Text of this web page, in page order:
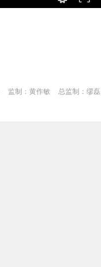
监制：黄作敏 总监制：缪磊